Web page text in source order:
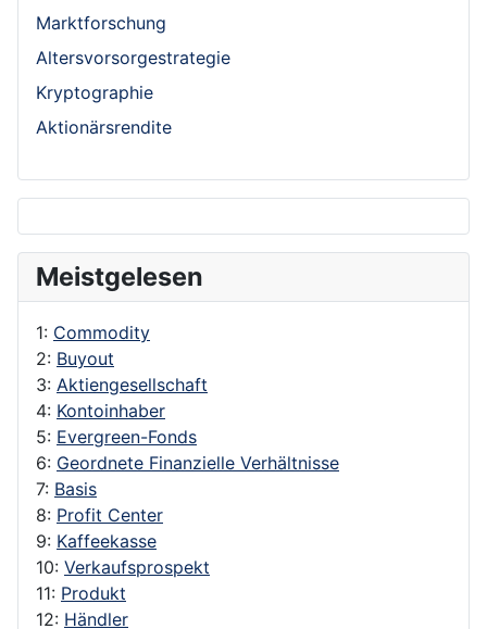
Marktforschung
Altersvorsorgestrategie
Kryptographie
Aktionärsrendite
Meistgelesen
1: Commodity
2: Buyout
3: Aktiengesellschaft
4: Kontoinhaber
5: Evergreen-Fonds
6: Geordnete Finanzielle Verhältnisse
7: Basis
8: Profit Center
9: Kaffeekasse
10: Verkaufsprospekt
11: Produkt
12: Händler